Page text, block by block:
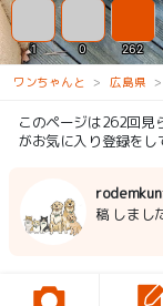
1 0 262
ワンちゃんと 広島県
このページは262回見
がお気に入り登録をし
rodemkun
稿 しまし